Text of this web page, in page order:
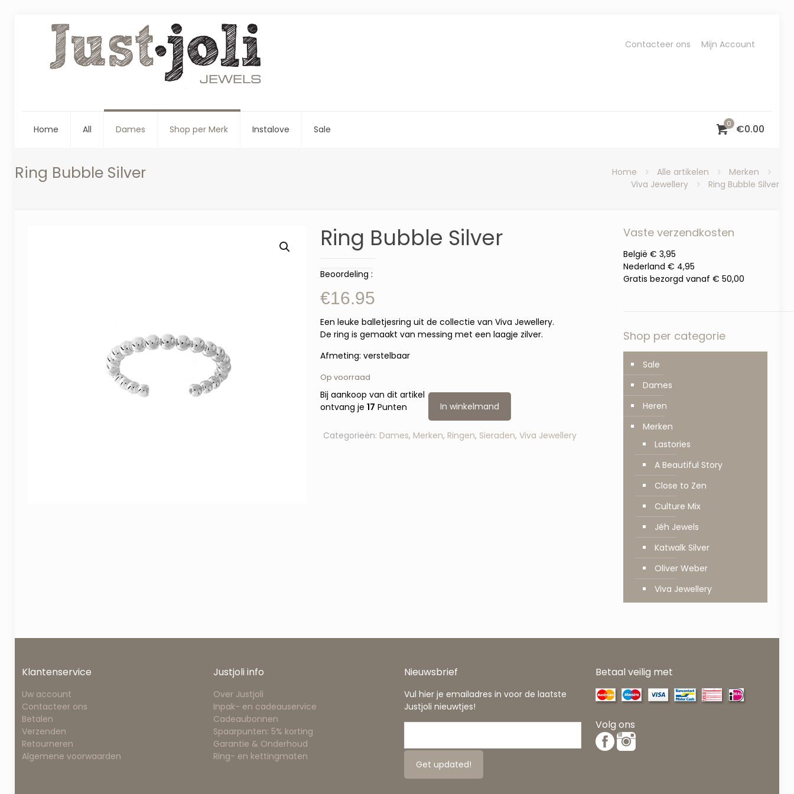
Home All Dames Shop per Merk Instalove Sale
Contacteer ons Mijn Account
0 €0.00
Ring Bubble Silver Home Alle artikelen
Merken
Viva Jewellery
Ring Bubble Silver
Ring Bubble Silver
Beoordeling :
€16.95
Een leuke balletjesring uit de collectie van Viva Jewellery.
De ring is gemaakt van messing met een laagje zilver.
Afmeting: verstelbaar
Op voorraad
Bij aankoop van dit artikel
ontvang je 17 Punten In winkelmand
Categorieën: Dames, Merken, Ringen, Sieraden, Viva Jewellery
Vaste verzendkosten
België € 3,95
Nederland € 4,95
Gratis bezorgd vanaf € 50,00
Shop per categorie
Sale
Dames
Heren
Merken
Lastories
A Beautiful Story
Close to Zen
Culture Mix
Jéh Jewels
Katwalk Silver
Oliver Weber
Viva Jewellery
Klantenservice
Uw account
Contacteer ons
Betalen
Verzenden
Retourneren
Algemene voorwaarden
Justjoli info
Over Justjoli
Inpak- en cadeauservice
Cadeaubonnen
Spaarpunten: 5% korting
Garantie & Onderhoud
Ring- en kettingmaten
Nieuwsbrief
Vul hier je emailadres in voor de laatste
Justjoli nieuwtjes!
Betaal veilig met
Volg ons